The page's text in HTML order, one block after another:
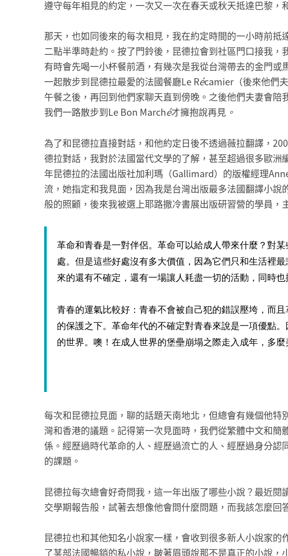
遵守每年相見的約定，一次又一次在春天或秋天抵達巴黎，
那天，也如同後來的每次相見，我在約定時間的一小時前
二點半準時赴約。按了門鈴後，昆德拉會到社區門口接我
有時會先喝一小杯餐前酒，有幾次是我從台灣帶去的金門
一起散步到昆德拉最愛的法國餐廳Le Récamier（後來他們
午餐之後，再回到他們家聊天直到傍晚。之後他們夫妻會陪
我們一路散步到Le Bon Marché才擁抱說再見 。
為了和昆德拉直接對話，和他約定日後不透過薇拉翻譯，
德拉對話，我對於法國當代文學的了解，甚至超過很多歐
年昆德拉的法國出版社加利瑪（Gallimard）的版權經理
流，她指定和我見面，因為我是台灣出版最多法國翻譯小說
般的照顧，後來我被選上耶路撒冷書展出版研習營的學員，
革命和青春是一對伴侶。革命可以給成人帶來什麼？對
處。但是這些好處沒有多大價值，因為它們只和生活裡
來的還有不確定，還有一場讓人耗盡一切的活動，同時也
青春的運氣比較好：青春不會被自己犯的錯誤壓垮，而
的保護之下。革命年代的不確定對青春來說是一項優點
的世界。噢！在成人世界的堡壘崩塌之際走入成年，多麼
每次和昆德拉見面，聊的話題天南地北，但總會有幾個他特
灣和香港的議題。記得第一次見面時，我們從繁體中文和簡
係。經歷過時代革命的人、經歷過流亡的人、經歷過身分認
的課題。
昆德拉每次總會好奇問我，這一年出版了哪些小說？最近
交學期報告般，試著去想像他會問什麼問題，而我該怎麼回
昆德拉也和其他知名小說家一樣，會收到很多新人小說家
了某部法國暢銷的私小說，皺著眉頭說那不是真正的小說